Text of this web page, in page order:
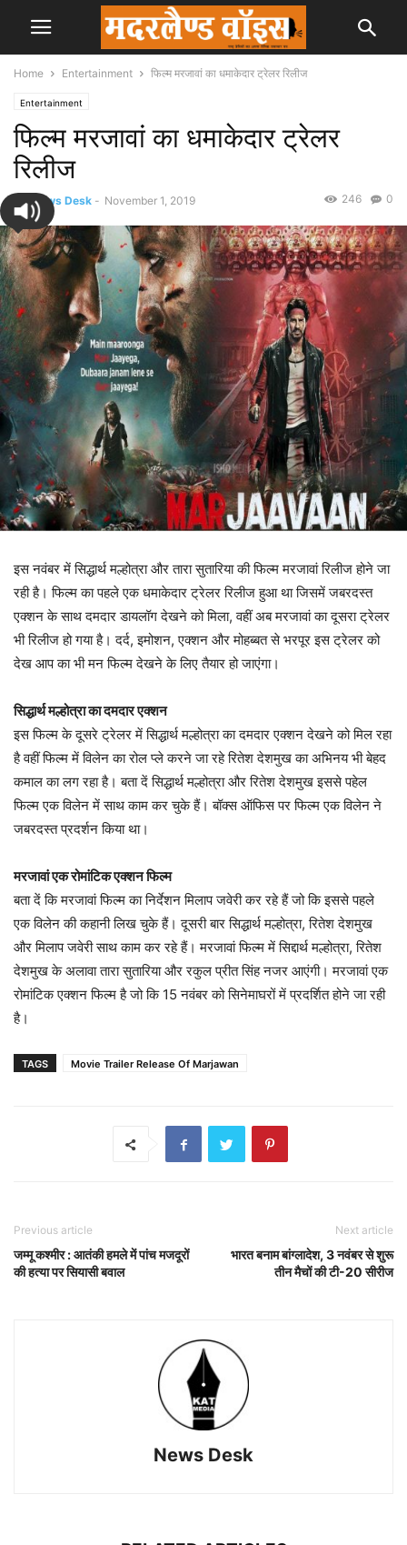
Home Entertainment फिल्म मरजावां का धमाकेदार ट्रेलर रिलीज
Entertainment
फिल्म मरजावां का धमाकेदार ट्रेलर
रिलीज
By News Desk - November 1, 2019 0
246
इस नवंबर में सिद्धार्थ मल्होत्रा और तारा सुतारिया की फिल्म मरजावां रिलीज होने जा
रही है। फिल्म का पहले एक धमाकेदार ट्रेलर रिलीज हुआ था जिसमें जबरदस्त
एक्शन के साथ दमदार डायलॉग देखने को मिला, वहीं अब मरजावां का दूसरा ट्रेलर
भी रिलीज हो गया है। दर्द, इमोशन, एक्शन और मोहब्बत से भरपूर इस ट्रेलर को
देख आप का भी मन फिल्म देखने के लिए तैयार हो जाएंगा।
सिद्धार्थ मल्होत्रा का दमदार एक्शन
इस फिल्म के दूसरे ट्रेलर में सिद्धार्थ मल्होत्रा का दमदार एक्शन देखने को मिल रहा
है वहीं फिल्म में विलेन का रोल प्ले करने जा रहे रितेश देशमुख का अभिनय भी बेहद
कमाल का लग रहा है। बता दें सिद्धार्थ मल्होत्रा और रितेश देशमुख इससे पहेल
फिल्म एक विलेन में साथ काम कर चुके हैं। बॉक्स ऑफिस पर फिल्म एक विलेन ने
जबरदस्त प्रदर्शन किया था।
मरजावां एक रोमांटिक एक्शन फिल्म
बता दें कि मरजावां फिल्म का निर्देशन मिलाप जवेरी कर रहे हैं जो कि इससे पहले
एक विलेन की कहानी लिख चुके हैं। दूसरी बार सिद्धार्थ मल्होत्रा, रितेश देशमुख
और मिलाप जवेरी साथ काम कर रहे हैं। मरजावां फिल्म में सिद्दार्थ मल्होत्रा, रितेश
देशमुख के अलावा तारा सुतारिया और रकुल प्रीत सिंह नजर आएंगी। मरजावां एक
रोमांटिक एक्शन फिल्म है जो कि 15 नवंबर को सिनेमाघरों में प्रदर्शित होने जा रही
है।
TAGS Movie Trailer Release Of Marjawan
Previous article
जम्मू कश्मीर : आतंकी हमले में पांच मजदूरों
की हत्या पर सियासी बवाल
Next article
भारत बनाम बांग्लादेश, 3 नवंबर से शुरू
तीन मैचों की टी-20 सीरीज
News Desk